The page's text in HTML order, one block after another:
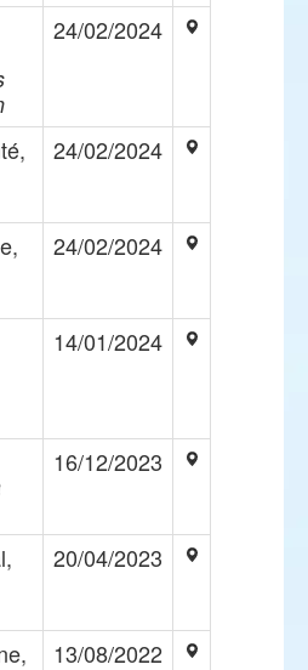
24/02/2024
24/02/2024
24/02/2024
14/01/2024
16/12/2023
20/04/2023
13/08/2022